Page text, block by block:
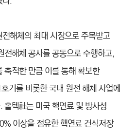
해체의 최대 시장으로 주목받고
전해체 공사를 공동으로 수행하고,
축적한 만큼 이를 통해 확보한
기를 비롯한 국내 원전 해체 사업에
홀텍社는 미국 핵연료 및 방사성
이상을 점유한 핵연료 건식저장